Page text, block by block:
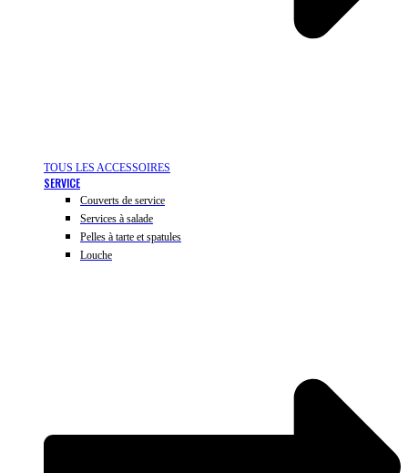
TOUS LES ACCESSOIRES
SERVICE
Couverts de service
Services à salade
Pelles à tarte et spatules
Louche